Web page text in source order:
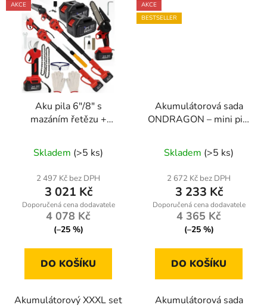
AKCE
Aku pila 6″/8″ s
mazáním řetězu +
2× BIG Akku 5 Ah
(XXXL set)
ONDRAGON
hodnocení
produktu
je
4,8
z
hvězdiček.
Skladem (>5 ks)
2 497 Kč bez DPH
3 021 Kč
4 078 Kč
(–25 %)
DO KOŠÍKU
Akumulátorový XXXL set
AKCE
BESTSELLER
Akumulátorová sada
ONDRAGON – mini pila
teleskopická tyč | 2×
bateriehodnocení
produktu
je
5,0
z
hvězdiček.
Skladem (>5 ks)
2 672 Kč bez DPH
3 233 Kč
4 365 Kč
(–25 %)
DO KOŠÍKU
Akumulátorová sada